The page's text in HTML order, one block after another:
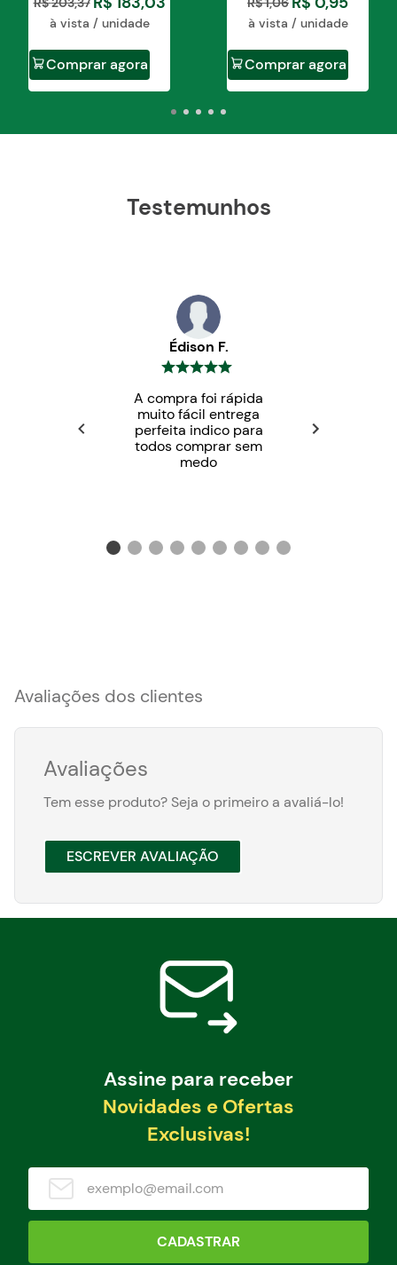
à vista / unidade
Comprar agora
à vista / unidade
Comprar agora
Testemunhos
Édison F.
A compra foi rápida
muito fácil entrega
perfeita indico para
todos comprar sem
medo
Avaliações dos clientes
Avaliações
Tem esse produto? Seja o primeiro a avaliá-lo!
ESCREVER AVALIAÇÃO
Assine para receber
Novidades e Ofertas
Exclusivas!
CADASTRAR